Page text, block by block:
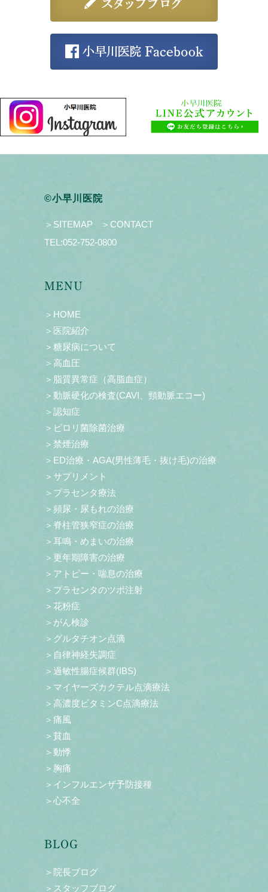
©小早川医院
＞SITEMAP
＞CONTACT
TEL:052-752-0800
MENU
＞HOME
＞医院紹介
＞糖尿病について
＞高血圧
＞脂質異常症（高脂血症）
＞動脈硬化の検査(CAVI、頸動脈エコー)
＞認知症
＞ピロリ菌除菌治療
＞禁煙治療
＞ED治療・AGA(男性薄毛・抜け毛)の治療
＞サプリメント
＞プラセンタ療法
＞頻尿・尿もれの治療
＞脊柱管狭窄症の治療
＞耳鳴・めまいの治療
＞更年期障害の治療
＞アトピー・喘息の治療
＞プラセンタのツボ注射
＞花粉症
＞がん検診
＞グルタチオン点滴
＞自律神経失調症
＞過敏性腸症候群(IBS)
＞マイヤーズカクテル点滴療法
＞高濃度ビタミンC点滴療法
＞痛風
＞貧血
＞動悸
＞胸痛
＞インフルエンザ予防接種
＞心不全
BLOG
＞院長ブログ
＞スタッフブログ